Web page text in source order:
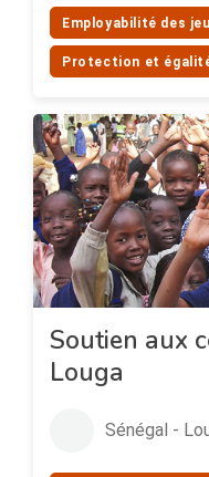
Employabilité des
Protection et
Soutien aux
Louga
Sénégal -